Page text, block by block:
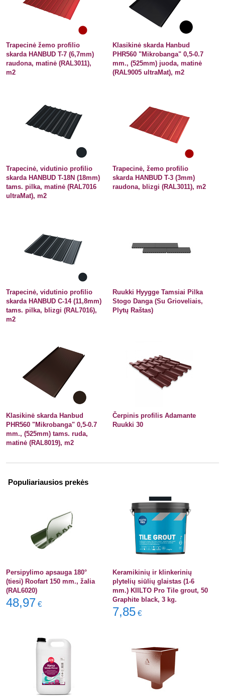
Trapecinė žemo profilio
skarda HANBUD T-7 (6,7mm)
raudona, matinė (RAL3011),
m2
Klasikinė skarda Hanbud
PHR560 "Mikrobanga" 0,5-0.7
mm., (525mm) juoda, matinė
(RAL9005 ultraMat), m2
Trapecinė, vidutinio profilio
skarda HANBUD T-18N (18mm)
tams. pilka, matinė (RAL7016
ultraMat), m2
Trapecinė, žemo profilio
skarda HANBUD T-3 (3mm)
raudona, blizgi (RAL3011), m2
Trapecinė, vidutinio profilio
skarda HANBUD C-14 (11,8mm)
tams. pilka, blizgi (RAL7016),
m2
Ruukki Hyygge Tamsiai Pilka
Stogo Danga (Su Grioveliais,
Plytų Raštas)
Klasikinė skarda Hanbud
PHR560 "Mikrobanga" 0,5-0.7
mm., (525mm) tams. ruda,
matinė (RAL8019), m2
Čerpinis profilis Adamante
Ruukki 30
Populiariausios prekės
Persipylimo apsauga 180°
(tiesi) Roofart 150 mm., žalia
(RAL6020)
48,97 €
Keramikinių ir klinkerinių
plytelių siūlių glaistas (1-6
mm.) KIILTO Pro Tile grout, 50
Graphite black, 3 kg.
7,85 €